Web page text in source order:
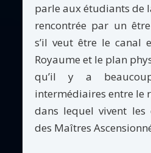
parle aux étudiants de
rencontrée par un
s’il veut être le canal
Royaume et le plan
qu’il y a
intermédiaires entre le
dans lequel vivent
des Maîtres